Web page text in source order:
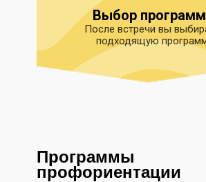
Выбор
После встречи вы
подходящую
Программы
профориентации